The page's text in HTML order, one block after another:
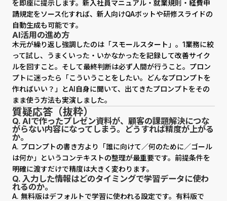
を即座に提示します。新入社員マニュアル・就業規則・経費申
請規定をソース化すれば、新人向けQAボットや研修スライドの
自動生成も可能です。
AI活用の進め方
木元が繰り返し強調したのは「スモールスタート」。1業務に絞
って試し、うまくいった・いかなかったを記録して改善サイク
ルを回すこと。そして最終判断は必ず人間が行うこと。プロン
プトに迷ったら「こういうことをしたい。どんなプロンプトを
作ればいい？」とAI自身に聞いて、出てきたプロンプトをその
まま使う方法も実演しました。
質疑応答（抜粋）
Q. AIで作ったプレゼン資料が、顧客の課題解決につな
がらない内容になってしまう。どうすれば精度が上がる
か。
A. プロンプトの書き方より「誰に向けて／何のために／ゴール
は何か」というコンテキストの整理が最重要です。前提条件を
明確に渡すだけで精度は大きく変わります。
Q. 入力した情報はどのタイミングで学習データに使わ
れるのか。
A. 無料版はデフォルトで学習に使われる設定です。有料版で